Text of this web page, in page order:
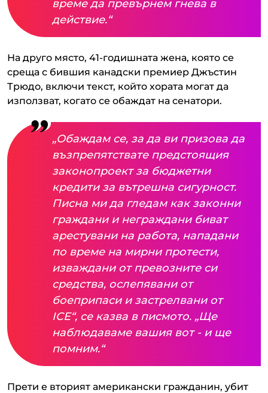
време да превърнем гнева в
действие.“
На друго място, 41-годишната жена, която се
среща с бившия канадски премиер Джъстин
Трюдо, включи текст, който хората могат да
използват, когато се обаждат на сенатори.
„Обаждам се, за да ви призова да
възпрепятствате предстоящия
законопроект за бюджетни
кредити за вътрешна сигурност.
Писна ми да гледам как законни
граждани и неграждани биват
арестувани на работа, нападани
по време на мирни протести,
изваждани от превозните си
средства, ослепявани от
боеприпаси и застрелвани от
ICE“, се казва в писмото. „Ще
наблюдаваме вашия вот - и ще
помним.“
Прети е вторият американски гражданин, убит